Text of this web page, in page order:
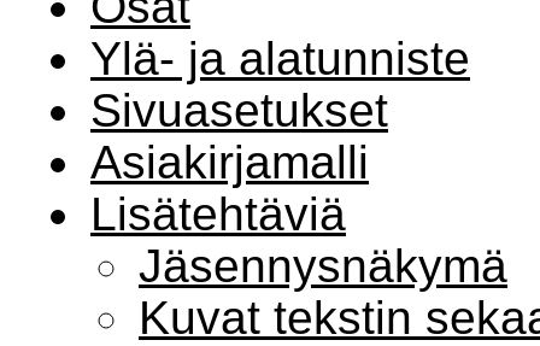
Ylä- ja alatunniste
Sivuasetukset
Asiakirjamalli
Lisätehtäviä
Jäsennysnäkymä
Kuvat tekstin